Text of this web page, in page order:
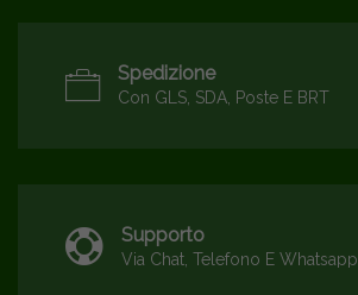
Spedizione
Con GLS, SDA, Poste E BRT
Supporto
Via Chat, Telefono E Whatsapp